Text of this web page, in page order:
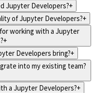
Jupyter Developers?+
of Jupyter Developers?+
working with a Jupyter
+
Developers bring?+
into my existing team?
a Jupyter Developers?+